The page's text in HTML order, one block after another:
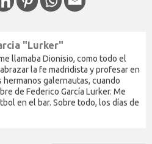
"Lurker"
llamaba Dionisio, como todo el
la fe madridista y profesar en
hermanos galernautas, cuando
de Federico García Lurker. Me
en el bar. Sobre todo, los días de